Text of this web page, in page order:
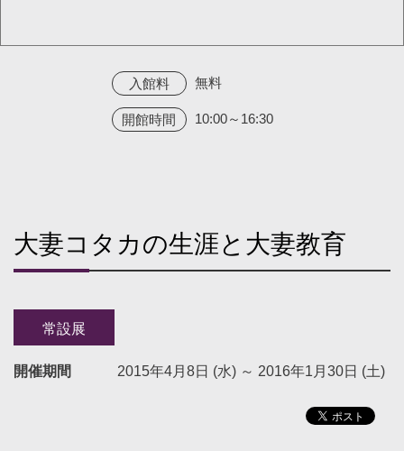
大妻コタカの生涯と大妻教育
常設展
開催期間 2015年4月8日 (水) ～ 2016年1月30日 (土)
入館料 無料
開館時間 10:00～16:30